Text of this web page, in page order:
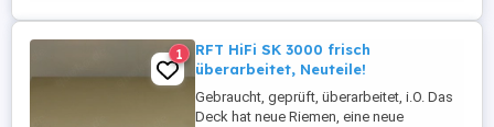
1
RFT HiFi SK 3000 frisch
überarbeitet, Neuteile!
Gebraucht, geprüft, überarbeitet, i.O. Das
Deck hat neue Riemen, eine neue